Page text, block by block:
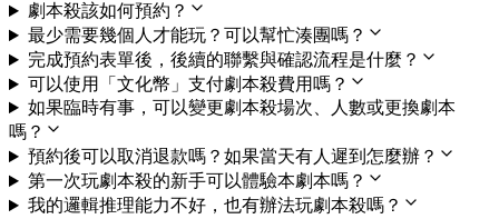
劇本殺該如何預約？
最少需要幾個人才能玩？可以幫忙湊團嗎？
完成預約表單後，後續的聯繫與確認流程是什麼？
可以使用「文化幣」支付劇本殺費用嗎？
如果臨時有事，可以變更劇本殺場次、人數或更換劇本
嗎？
預約後可以取消退款嗎？如果當天有人遲到怎麼辦？
第一次玩劇本殺的新手可以體驗本劇本嗎？
我的邏輯推理能力不好，也有辦法玩劇本殺嗎？